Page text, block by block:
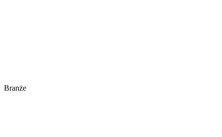
Branże